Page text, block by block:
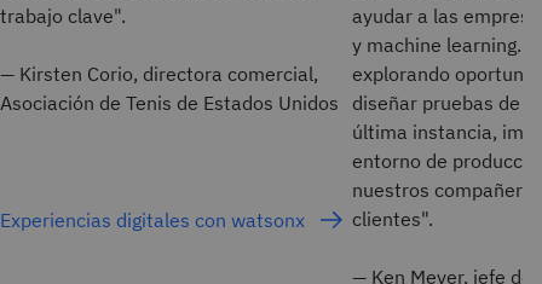
trabajo clave".
— Kirsten Corio, directora comercial,
Asociación de Tenis de Estados Unidos
Experiencias digitales con watsonx
ayudar a las
y machine learning.
explorando
diseñar pruebas de
última instancia,
entorno de
nuestros
clientes".
— Ken Meyer, jefe de